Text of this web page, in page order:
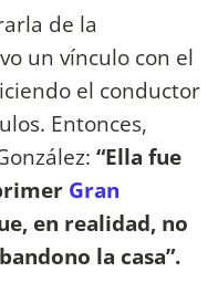
de la
un vínculo con el
el conductor
Entonces,
“Ella fue
Gran
en realidad, no
la casa”.